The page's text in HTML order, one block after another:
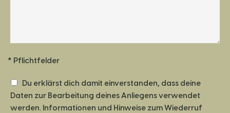
* Pflichtfelder
Du erklärst dich damit einverstanden, dass deine
Daten zur Bearbeitung deines Anliegens verwendet
werden. Informationen und Hinweise zum Wiederruf